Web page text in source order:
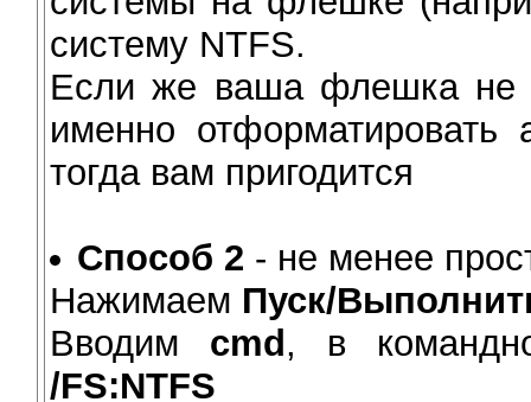
систему NTFS.
Если же ваша флешка не
именно отформатировать
тогда вам пригодится
Способ 2 - не менее
Нажимаем Пуск/
Вводим cmd, в
/FS:NTFS